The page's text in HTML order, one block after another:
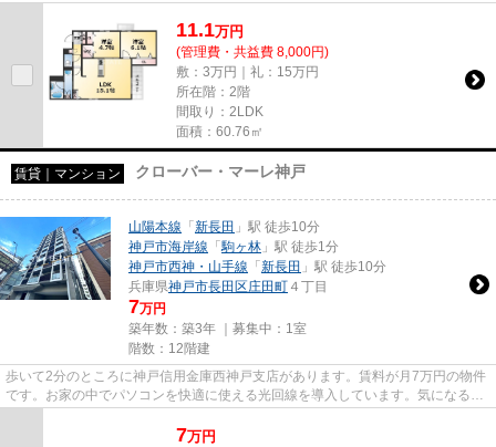
11.1万円
(管理費・共益費 8,000円)
敷：3万円｜礼：15万円
所在階：2階
間取り：2LDK
面積：60.76㎡
賃貸｜マンション クローバー・マーレ神戸
山陽本線 「 新長田 」駅 徒歩10分
神戸市海岸線 「駒ヶ林 」駅 徒歩1分
神戸市西神・山手線 「 新長田 」駅 徒歩10分
兵庫県神戸市長田区庄田町 ４丁目
7万円
築年数：築3年 ｜募集中： 1室
階数：12階建
歩いて2分のところに神戸信用金庫西神戸支店があります。賃料が月7万円の物件
です。お家の中でパソコンを快適に使える光回線を導入しています。気になるイ
7万円